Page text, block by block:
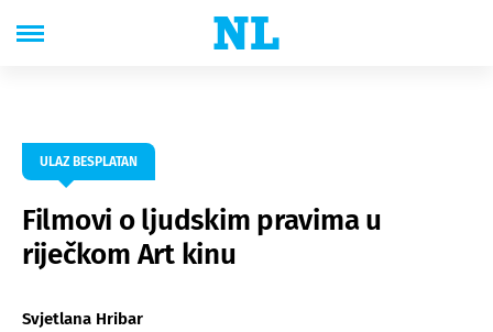
ULAZ BESPLATAN
Filmovi o ljudskim pravima u
riječkom Art kinu
Svjetlana Hribar